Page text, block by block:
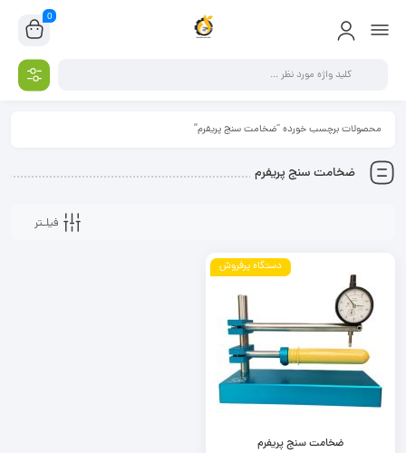
0
محصولات برچسب خورده “ضخامت سنج پریفرم”
ضخامت سنج پریفرم
فیلـتر
دستگاه پرفروش
ضخامت سنج پریفرم